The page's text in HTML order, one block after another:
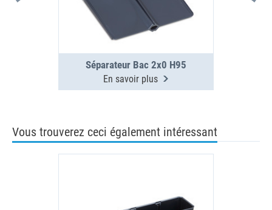
Séparateur Bac 2x0 H95
En savoir plus
Vous trouverez ceci également intéressant